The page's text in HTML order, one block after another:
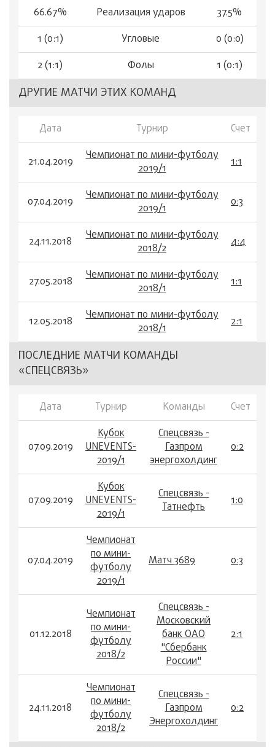
66.67% Реализация ударов
37.5%
1 (0:1)
Угловые
0 (0:0)
2 (1:1)
Фолы 1 (0:1)
ДРУГИЕ МАТЧИ ЭТИХ КОМАНД
Дата Турнир Счет
21.04.2019
Чемпионат по мини-футболу
2019/1
1:1
07.04.2019
Чемпионат по мини-футболу
2019/1
0:3
24.11.2018
Чемпионат по мини-футболу
2018/2
4:4
27.05.2018
Чемпионат по мини-футболу
2018/1
1:1
12.05.2018
Чемпионат по мини-футболу
2018/1
2:1
ПОСЛЕДНИЕ МАТЧИ КОМАНДЫ
«СПЕЦСВЯЗЬ»
Дата Турнир Команды Счет
07.09.2019
Кубок
UNEVENTS-
2019/1
Спецсвязь -
Газпром
энергохолдинг
0:2
07.09.2019
Кубок
UNEVENTS-
2019/1
Спецсвязь -
Татнефть
1:0
07.04.2019
Чемпионат
по мини-
футболу
2019/1
Матч 3689 0:3
01.12.2018
Чемпионат
по мини-
футболу
2018/2
Спецсвязь -
Московский
банк ОАО
"Сбербанк
России"
2:1
24.11.2018
Чемпионат
по мини-
футболу
2018/2
Спецсвязь -
Газпром
Энергохолдинг
0:2